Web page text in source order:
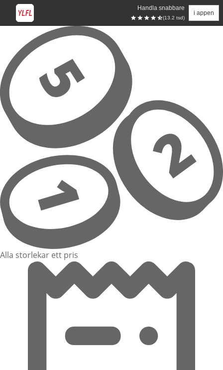
Handla snabbare
(13.2 tsd)
i appen
Hoppa till huvudinnehåll
Alla storlekar ett pris